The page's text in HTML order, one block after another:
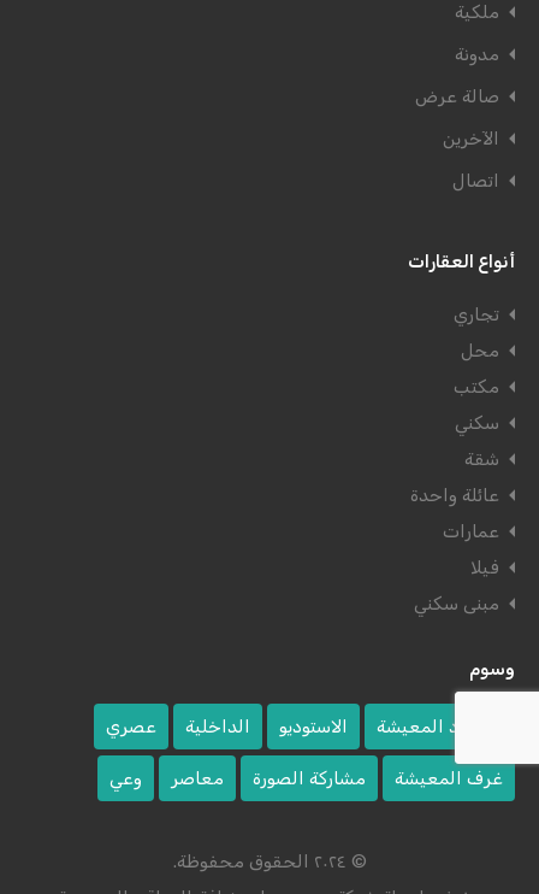
ملكية
مدونة
صالة عرض
الآخرين
اتصال
أنواع العقارات
تجاري
محل
مكتب
سكني
شقة
عائلة واحدة
عمارات
فيلا
مبنى سكني
وسوم
اقتصاد المعيشة الاستوديو الداخلية عصري
غرف المعيشة مشاركة الصورة معاصر وعي
© ٢٠٢٤ الحقوق محفوظة.